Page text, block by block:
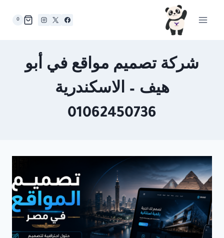
0
شركة تصميم مواقع في أبو
هيف – الاسكندرية
01062450736